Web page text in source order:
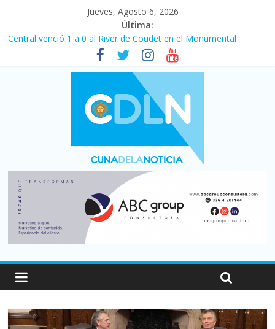
Jueves, Agosto 6, 2026
Última:
Central venció 1 a 0 al River de Coudet en el Monumental
La morosidad alcanzó su nivel más alto en dos décadas y ya
afecta a 400 mil deudores en Santa Fe
Desde que asumió Milei cerraron 41.000 kioscos: el sector
denuncia crisis como en 2001
Vacaciones de invierno con más movimiento y consumo
turístico: 4,6 millones de personas viajaron por el país, un 5,9%
Fuerte caída de la venta de autos usados en julio: bajó un 12,6%